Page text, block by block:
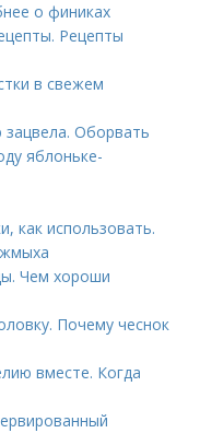
о финиках
Рецепты
в свежем
Оборвать
яблоньке-
как использовать.
Чем хороши
Почему чеснок
вместе. Когда